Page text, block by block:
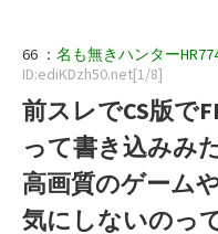
66 ： 名も無きハンター
ID:ediKDzh50.net[1/8]
前スレでCS版で
って書き込みみ
高画質のゲーム
気にしないのっ